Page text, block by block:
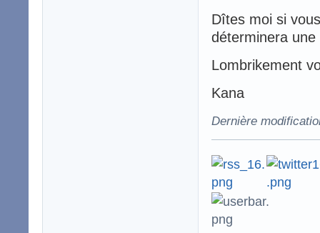
Dîtes moi si
déterminera
Lombrikement
Kana
Dernière